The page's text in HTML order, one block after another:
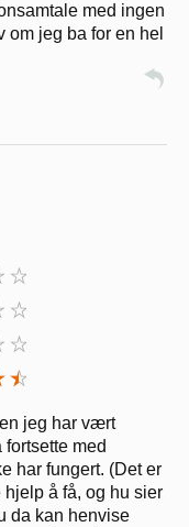
med ingen
om jeg ba for en hel
jeg har vært
med
har fungert. (Det er
å få, og hu sier
da kan henvise